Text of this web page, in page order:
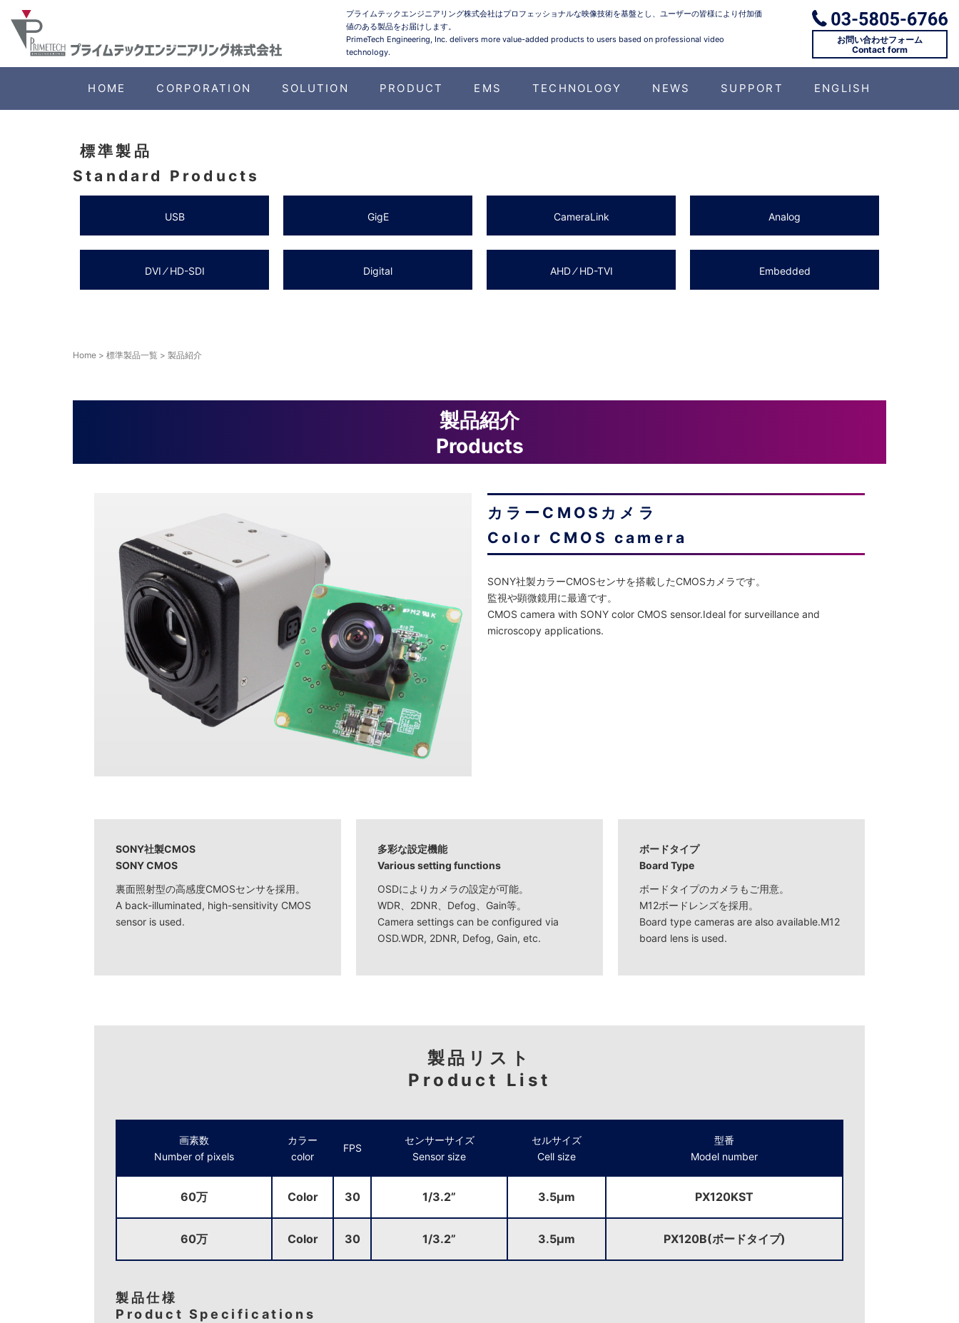
プライムテックエンジニアリング株式会社はプロフェッショナルな映像技術を基盤とし、ユーザーの皆様により付加価
値のある製品をお届けします。
PrimeTech Engineering, Inc. delivers more value-added products to users based on professional video
technology.
お問い合わせフォーム
Contact form
HOME CORPORATION SOLUTION PRODUCT EMS TECHNOLOGY NEWS SUPPORT ENGLISH
標準製品
Standard Products
USB GigE CameraLink Analog
DVI ⁄ HD-SDI Digital AHD ⁄ HD-TVI Embedded
Home > 標準製品一覧 > 製品紹介
製品紹介
Products
カラーCMOSカメラ
Color CMOS camera
SONY社製カラーCMOSセンサを搭載したCMOSカメラです。
監視や顕微鏡用に最適です。
CMOS camera with SONY color CMOS sensor.Ideal for surveillance and
microscopy applications.
SONY社製CMOS
SONY CMOS
裏面照射型の高感度CMOSセンサを採用。
A back-illuminated, high-sensitivity CMOS
sensor is used.
多彩な設定機能
Various setting functions
OSDによりカメラの設定が可能。
WDR、2DNR、Defog、Gain等。
Camera settings can be configured via
OSD.WDR, 2DNR, Defog, Gain, etc.
ボードタイプ
Board Type
ボードタイプのカメラもご用意。
M12ボードレンズを採用。
Board type cameras are also available.M12
board lens is used.
製品リスト
Product List
画素数
Number of pixels
カラー
color
FPS
センサーサイズ
Sensor size
セルサイズ
Cell size
型番
Model number
60万 Color 30 1/3.2” 3.5μm PX120KST
60万 Color 30 1/3.2” 3.5μm PX120B(ボードタイプ)
製品仕様
Product Specifications